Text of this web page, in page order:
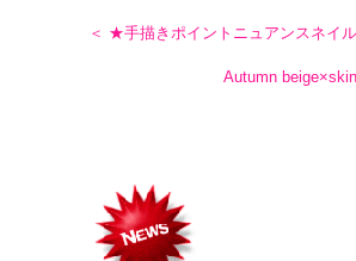
＜ ★手描きポイントニュアンスネイ
Autumn